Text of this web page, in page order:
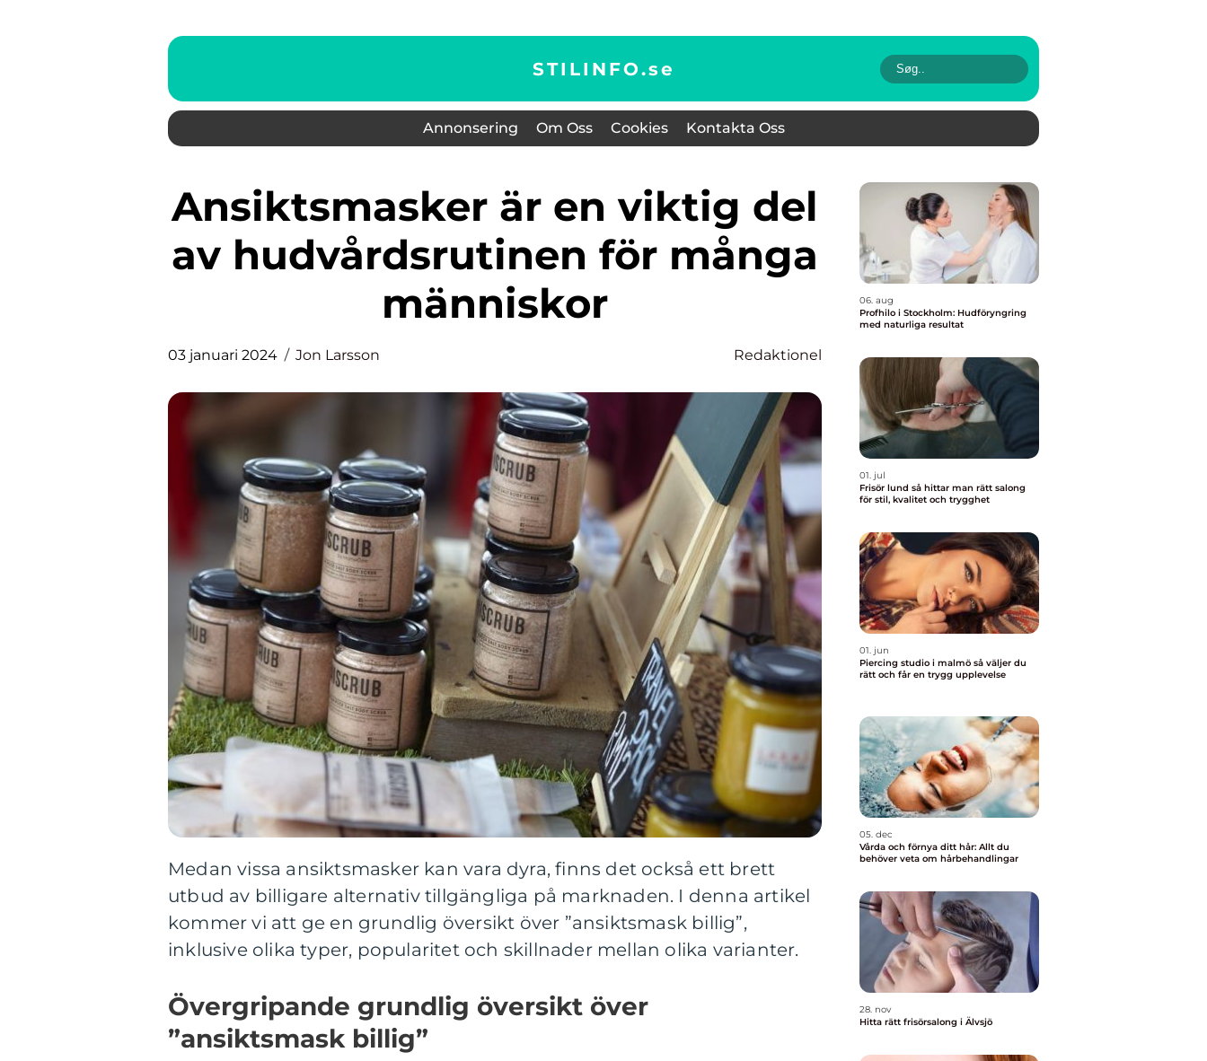
STILINFO.se
Annonsering Om Oss Cookies Kontakta Oss
Ansiktsmasker är en viktig del
av hudvårdsrutinen för många
människor
03 januari 2024 Jon Larsson Redaktionel
Medan vissa ansiktsmasker kan vara dyra, finns det också ett brett
utbud av billigare alternativ tillgängliga på marknaden. I denna artikel
kommer vi att ge en grundlig översikt över ”ansiktsmask billig”,
inklusive olika typer, popularitet och skillnader mellan olika varianter.
Övergripande grundlig översikt över
”ansiktsmask billig”
06. aug
Profhilo i Stockholm: Hudföryngring
med naturliga resultat
01. jul
Frisör lund så hittar man rätt salong
för stil, kvalitet och trygghet
01. jun
Piercing studio i malmö så väljer du
rätt och får en trygg upplevelse
05. dec
Vårda och förnya ditt hår: Allt du
behöver veta om hårbehandlingar
28. nov
Hitta rätt frisörsalong i Älvsjö